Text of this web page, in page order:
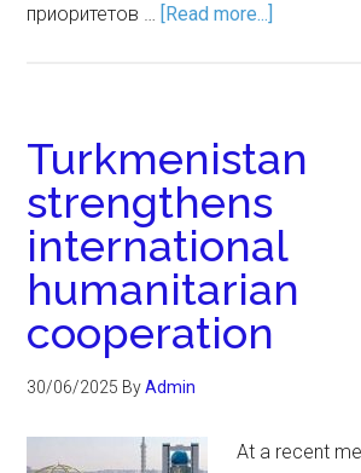
приоритетов … [Read more...]
Turkmenistan
strengthens
international
humanitarian
cooperation
30/06/2025 ByAdmin
At a recent